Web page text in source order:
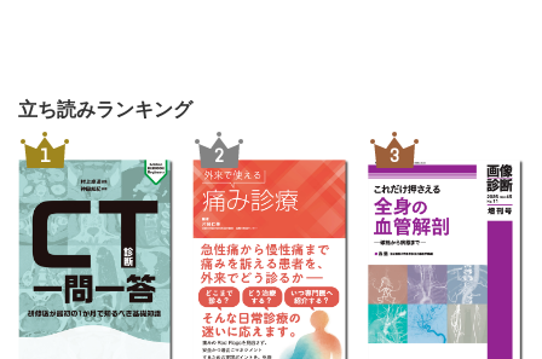
立ち読みランキング
1 2 3